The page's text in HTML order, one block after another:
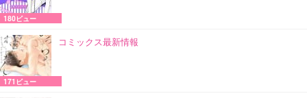
180ビュー
コミックス最新情報
171ビュー